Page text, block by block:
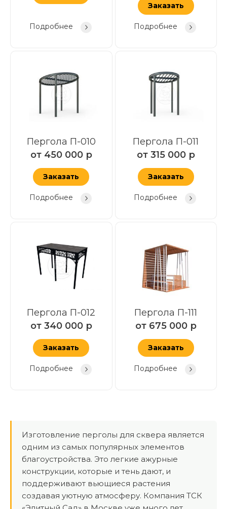
Подробнее
Заказать
Подробнее
Пергола П-010
от 450 000 р
Заказать
Подробнее
Пергола П-011
от 315 000 р
Заказать
Подробнее
Пергола П-012
от 340 000 р
Заказать
Подробнее
Пергола П-111
от 675 000 р
Заказать
Подробнее
Изготовление перголы для сквера является
одним из самых популярных элементов
благоустройства. Это легкие ажурные
конструкции, которые и тень дают, и
поддерживают вьющиеся растения
создавая уютную атмосферу. Компания ТСК